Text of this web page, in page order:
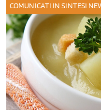
COMUNICATI IN SINTESI